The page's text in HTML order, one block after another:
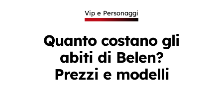
Vip e Personaggi
Quanto costano gli
abiti di Belen?
Prezzi e modelli